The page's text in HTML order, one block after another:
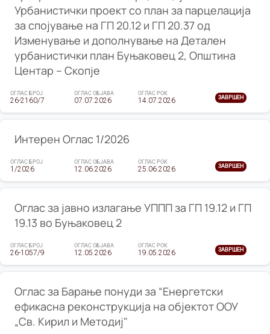
Урбанистички проект со план за парцелација
за спојување на ГП 20.12 и ГП 20.37 од
Изменување и дополнување на Детален
урбанистички план Буњаковец 2, Општина
Центар – Скопје
ОГЛАС БРОЈ
26-2160/7
ОГЛАС ОБЈАВА
07.07.2026
ОГЛАС РОК
14.07.2026 ЗАВРШЕН
Интерен Оглас 1/2026
ОГЛАС БРОЈ
1/2026
ОГЛАС ОБЈАВА
12.06.2026
ОГЛАС РОК
25.06.2026 ЗАВРШЕН
Оглас за јавно излагање УППП за ГП 19.12 и ГП
19.13 во Буњаковец 2
ОГЛАС БРОЈ
26-1057/9
ОГЛАС ОБЈАВА
12.05.2026
ОГЛАС РОК
19.05.2026 ЗАВРШЕН
Оглас за Барање понуди за “Енергетски
ефикасна реконструкција на објектот ООУ
„Св. Кирил и Методиј"